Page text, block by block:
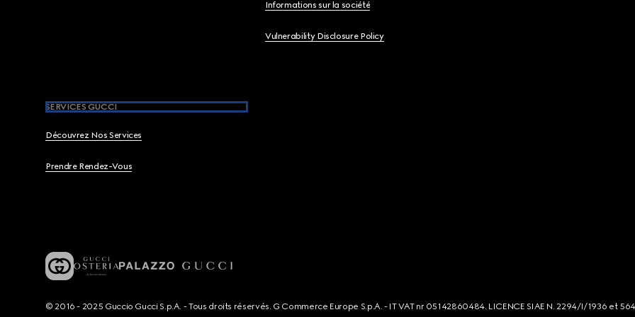
Informations sur la société
Vulnerability Disclosure Policy
SERVICES GUCCI
Découvrez Nos Services
Prendre Rendez-Vous
© 2016 - 2025 Guccio Gucci S.p.A. - Tous droits réservés. G Commerce Europe S.p.A. - IT VAT nr 05142860484. LICENCE SIAE N. 2294/I/1936 et